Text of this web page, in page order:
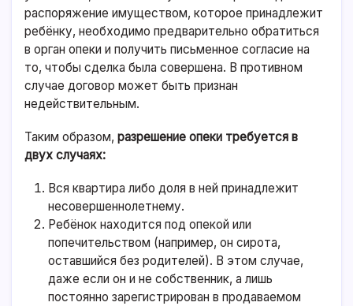
распоряжение имуществом, которое принадлежит
ребёнку, необходимо предварительно обратиться
в орган опеки и получить письменное согласие на
то, чтобы сделка была совершена. В противном
случае договор может быть признан
недействительным.
Таким образом,разрешение опеки требуется в
двух случаях:
Вся квартира либо доля в ней принадлежит
несовершеннолетнему.
Ребёнок находится под опекой или
попечительством (например, он сирота,
оставшийся без родителей). В этом случае,
даже если он и не собственник, а лишь
постоянно зарегистрирован в продаваемом